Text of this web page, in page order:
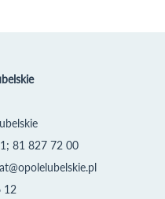
81 827 72 00
12